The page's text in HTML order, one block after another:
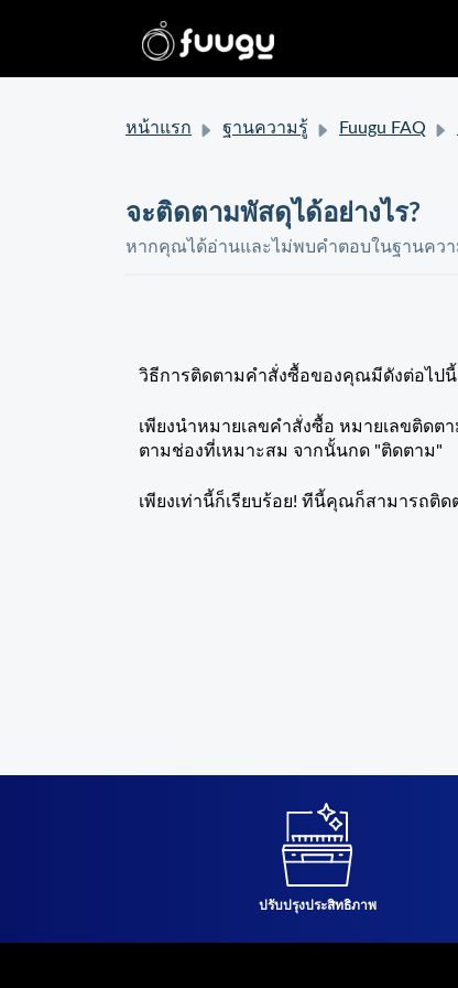
หน้าแรก ฐานความรู้ Fuugu FAQ
จะติดตามพัสดุได้อย่างไร?
หากคุณได้อ่านและไม่พบคำตอบในฐานควา
วิธีการติดตามคำสั่งซื้อของคุณมีดังต่อไปนี้
เพียงนำหมายเลขคำสั่งซื้อ หมายเลขติดต
ตามช่องที่เหมาะสม จากนั้นกด "ติดตาม"
เพียงเท่านี้ก็เรียบร้อย! ทีนี้คุณก็สามารถติ
ปรับปรุงประสิทธิภาพ